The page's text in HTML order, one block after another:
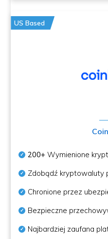
US Based
200+ Wymienione
Zdobądź kryptowaluty
Chronione przez
Bezpieczne
Najbardziej zaufana